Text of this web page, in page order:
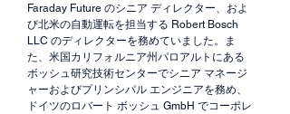
Faraday Future のシニア ディレクター、およ
び北米の自動運転を担当する Robert Bosch
LLC のディレクターを務めていました。ま
た、米国カリフォルニア州パロアルトにある
ボッシュ研究技術センターでシニア マネージ
ャーおよびプリンシパル エンジニアを務め、
ドイツのロバート ボッシュ GmbH でコーポレ